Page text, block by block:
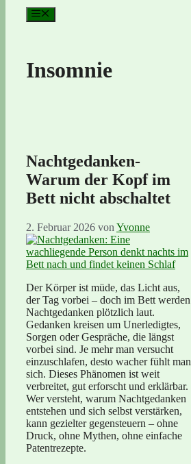
Insomnie
Nachtgedanken-
Warum der Kopf im
Bett nicht abschaltet
2. Februar 2026 von Yvonne
Der Körper ist müde, das Licht aus,
der Tag vorbei – doch im Bett werden
Nachtgedanken plötzlich laut.
Gedanken kreisen um Unerledigtes,
Sorgen oder Gespräche, die längst
vorbei sind. Je mehr man versucht
einzuschlafen, desto wacher fühlt man
sich. Dieses Phänomen ist weit
verbreitet, gut erforscht und erklärbar.
Wer versteht, warum Nachtgedanken
entstehen und sich selbst verstärken,
kann gezielter gegensteuern – ohne
Druck, ohne Mythen, ohne einfache
Patentrezepte.